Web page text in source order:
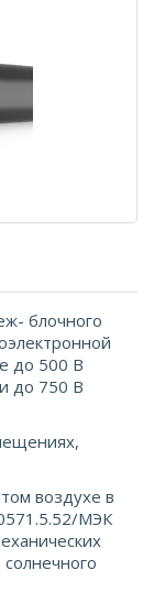
блочного
до 500 В
до 750 В
воздухе в
МЭК